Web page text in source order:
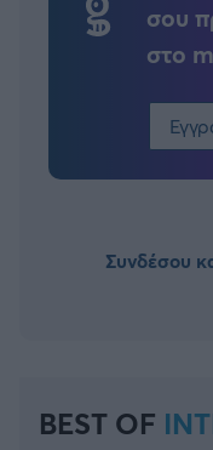
σου
στο
Συνδέσου
BEST OF